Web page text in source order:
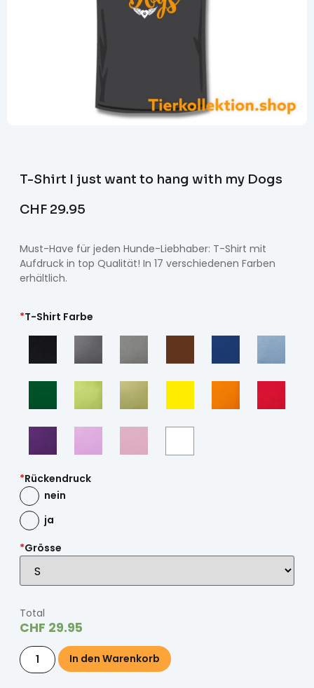
T-Shirt I just want to hang with my Dogs
CHF 29.95
Must-Have für jeden Hunde-Liebhaber: T-Shirt mit
Aufdruck in top Qualität! In 17 verschiedenen Farben
erhältlich.
*T-Shirt Farbe
*Rückendruck
nein
ja
*Grösse
Total
CHF 29.95
In den Warenkorb